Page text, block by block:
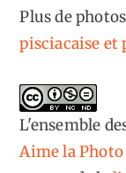
Plus de
pisciacaise et
L'ensemble
Aime la Photo